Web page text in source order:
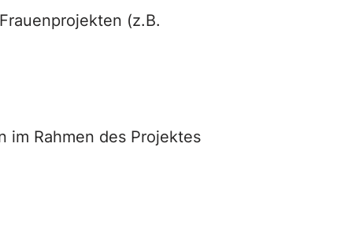
(z.B.
Rahmen des Projektes